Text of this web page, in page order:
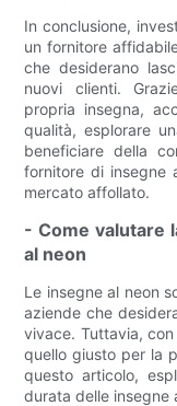
In conclusione,
un fornitore
che desiderano
nuovi clienti.
propria insegna,
qualità, esplorare
beneficiare della
fornitore di insegne
mercato affollato.
- Come valutare
al neon
Le insegne al neon
aziende che
vivace. Tuttavia,
quello giusto per la
questo articolo,
durata delle insegne